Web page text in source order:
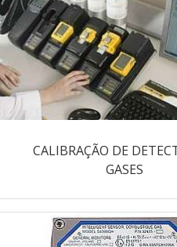
CALIBRAÇÃO DE
GASES